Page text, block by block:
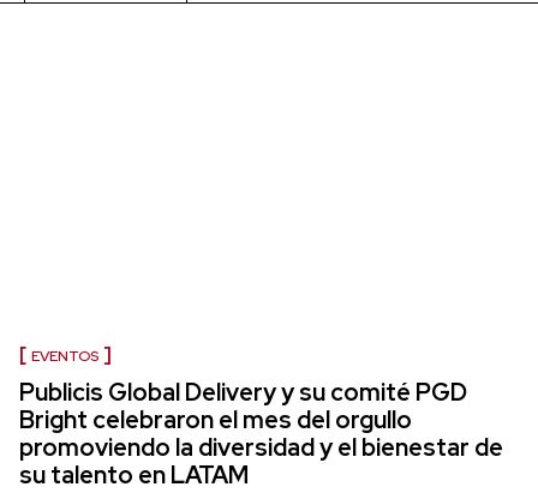
EVENTOS
Publicis Global Delivery y su comité PGD
Bright celebraron el mes del orgullo
promoviendo la diversidad y el bienestar de
su talento en LATAM